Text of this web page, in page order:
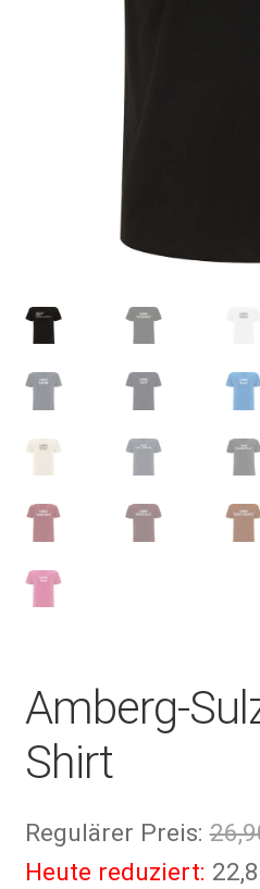
Amberg-
Shirt
Regulärer Preis:
Heute reduziert: